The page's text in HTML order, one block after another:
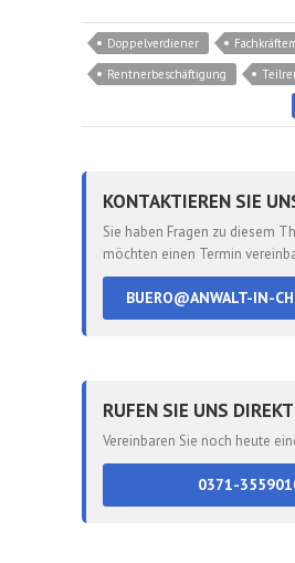
Doppelverdiener
Rentnerbeschäftigung
KONTAKTIEREN SIE
Sie haben Fragen zu diesem
möchten einen Termin
BUERO@ANWALT-IN-
RUFEN SIE UNS
Vereinbaren Sie noch heute
0371-